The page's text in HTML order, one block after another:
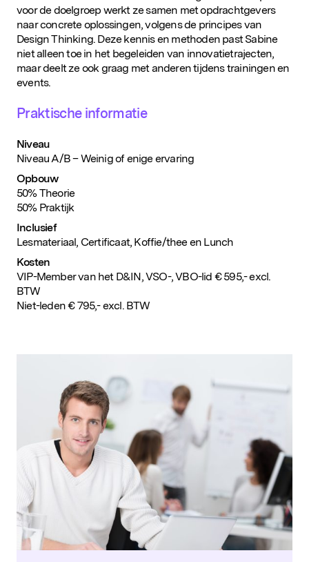
Populaire zoekopdrachten
voor de doelgroep werkt ze samen met opdrachtgevers
naar concrete oplossingen, volgens de principes van
Design Thinking. Deze kennis en methoden past Sabine
niet alleen toe in het begeleiden van innovatietrajecten,
maar deelt ze ook graag met anderen tijdens trainingen en
events.
Praktische informatie
Niveau
Niveau A/B – Weinig of enige ervaring
Opbouw
50% Theorie
50% Praktijk
Inclusief
Lesmateriaal, Certificaat, Koffie/thee en Lunch
Kosten
VIP-Member van het D&IN, VSO-, VBO-lid € 595,- excl.
BTW
Niet-leden € 795,- excl. BTW